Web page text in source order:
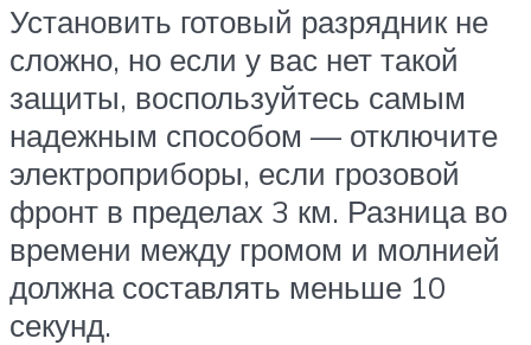
Установить готовый разрядник не
сложно, но если у вас нет такой
защиты, воспользуйтесь самым
надежным способом — отключите
электроприборы, если грозовой
фронт в пределах 3 км. Разница во
времени между громом и молнией
должна составлять меньше 10
секунд.